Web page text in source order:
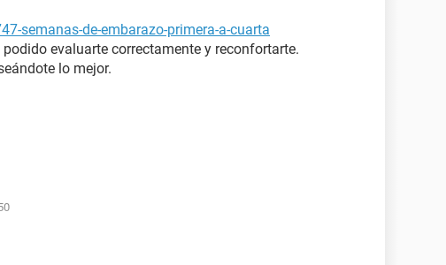
semanas-de-embarazo-primera-a-cuarta
evaluarte correctamente y reconfortarte.
lo mejor.